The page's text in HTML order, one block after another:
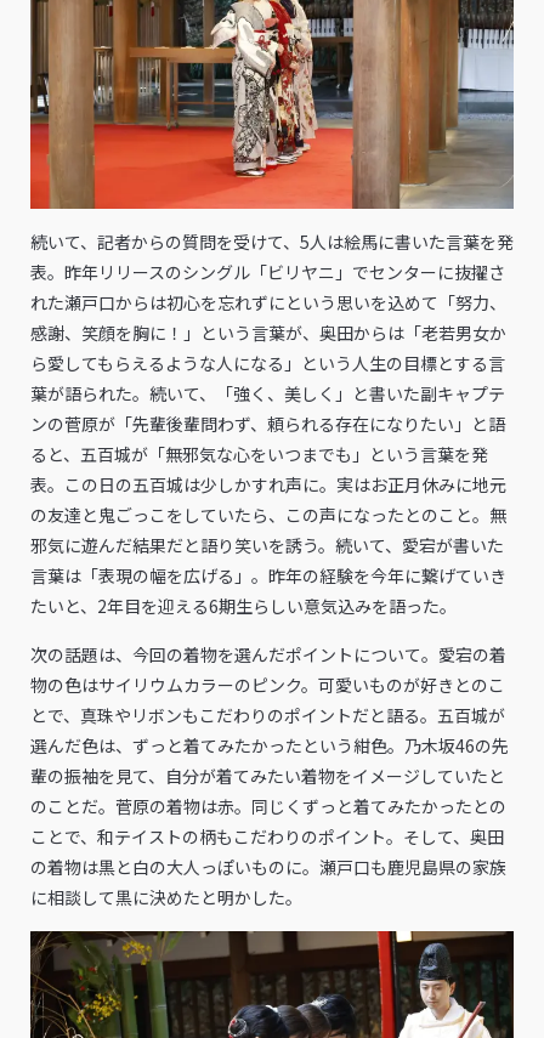
続いて、記者からの質問を受けて、5人は絵馬に書いた言葉を発
表。昨年リリースのシングル「ビリヤニ」でセンターに抜擢さ
れた瀬戸口からは初心を忘れずにという思いを込めて「努力、
感謝、笑顔を胸に！」という言葉が、奥田からは「老若男女か
ら愛してもらえるような人になる」という人生の目標とする言
葉が語られた。続いて、「強く、美しく」と書いた副キャプテ
ンの菅原が「先輩後輩問わず、頼られる存在になりたい」と語
ると、五百城が「無邪気な心をいつまでも」という言葉を発
表。この日の五百城は少しかすれ声に。実はお正月休みに地元
の友達と鬼ごっこをしていたら、この声になったとのこと。無
邪気に遊んだ結果だと語り笑いを誘う。続いて、愛宕が書いた
言葉は「表現の幅を広げる」。昨年の経験を今年に繋げていき
たいと、2年目を迎える6期生らしい意気込みを語った。
次の話題は、今回の着物を選んだポイントについて。愛宕の着
物の色はサイリウムカラーのピンク。可愛いものが好きとのこ
とで、真珠やリボンもこだわりのポイントだと語る。五百城が
選んだ色は、ずっと着てみたかったという紺色。乃木坂46の先
輩の振袖を見て、自分が着てみたい着物をイメージしていたと
のことだ。菅原の着物は赤。同じくずっと着てみたかったとの
ことで、和テイストの柄もこだわりのポイント。そして、奥田
の着物は黒と白の大人っぽいものに。瀬戸口も鹿児島県の家族
に相談して黒に決めたと明かした。